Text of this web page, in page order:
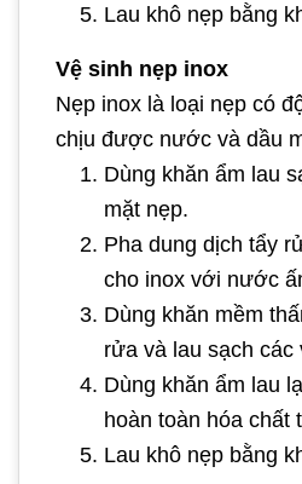
Lau khô nẹp bằng
Vệ sinh nẹp inox
Nẹp inox là loại nẹp có
chịu được nước và dầu
Dùng khăn ẩm lau
mặt nẹp.
Pha dung dịch tẩy
cho inox với nước
Dùng khăn mềm
rửa và lau sạch các
Dùng khăn ẩm lau
hoàn toàn hóa chất
Lau khô nẹp bằng